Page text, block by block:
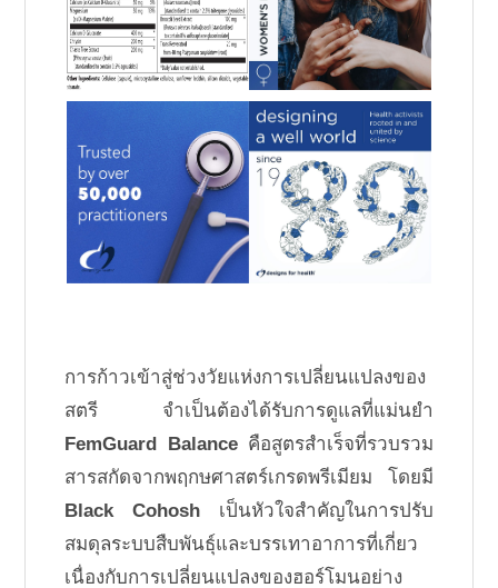
การก้าวเข้าสู่ช่วงวัยแห่งการเปลี่ยนแปลงของ
สตรี จำเป็นต้องได้รับการดูแลที่แม่นยำ
FemGuard Balanceคือสูตรสำเร็จที่รวบรวม
สารสกัดจากพฤกษศาสตร์เกรดพรีเมียม โดยมี
Black Cohosh เป็นหัวใจสำคัญในการปรับ
สมดุลระบบสืบพันธุ์และบรรเทาอาการที่เกี่ยว
เนื่องกับการเปลี่ยนแปลงของฮอร์โมนอย่าง